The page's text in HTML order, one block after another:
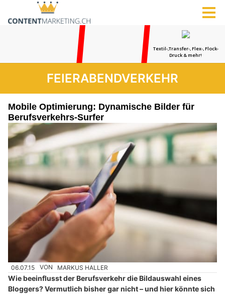
FEIERABENDVERKEHR
Mobile Optimierung: Dynamische Bilder für
Berufsverkehrs-Surfer
06.07.15 VON MARKUS HALLER
Wie beeinflusst der Berufsverkehr die Bildauswahl eines
Bloggers? Vermutlich bisher gar nicht – und hier könnte sich